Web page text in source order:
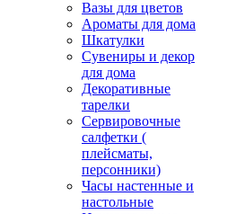
Вазы для цветов
Ароматы для дома
Шкатулки
Сувениры и декор
для дома
Декоративные
тарелки
Сервировочные
салфетки (
плейсматы,
персонники)
Часы настенные и
настольные